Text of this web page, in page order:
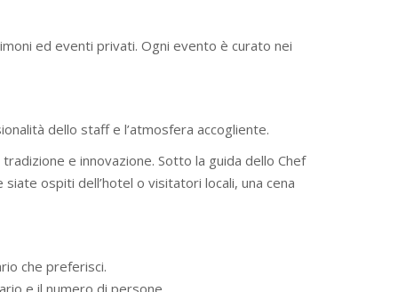
ed eventi privati. Ogni evento è curato nei
dello staff e l’atmosfera accogliente.
e innovazione. Sotto la guida dello Chef
ospiti dell’hotel o visitatori locali, una cena
che preferisci.
e il numero di persone.